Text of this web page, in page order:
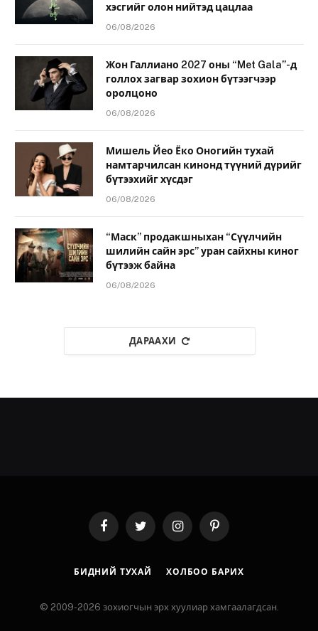
хэсгийг олон нийтэд цацлаа
06/08/2026
Жон Галлиано 2027 оны “Met Gala”-д
голлох загвар зохион бүтээгчээр
оролцоно
06/08/2026
Мишель Йео Ёко Оногийн тухай
намтарчилсан кинонд түүний дүрийг
бүтээхийг хүсдэг
06/08/2026
“Маск” продакшныхан “Сүүлчийн
шилийн сайн эрс” уран сайхны киног
бүтээж байна
06/08/2026
ДАРААХИ
FacebookTwitter InstagramPinterest
БИДНИЙ ТУХАЙ ХОЛБОО БАРИХ
© 2009-2026 зохиогчын эрх хуулиар хамгаалагдсан.